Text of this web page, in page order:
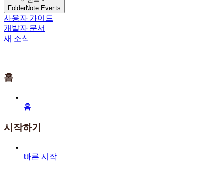
FolderNote Events
사용자 가이드
개발자 문서
새 소식
홈
홈
시작하기
빠른 시작